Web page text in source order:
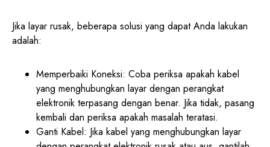
Jika layar rusak, beberapa solusi yang dapat Anda lakukan
adalah:
Memperbaiki Koneksi: Coba periksa apakah kabel
yang menghubungkan layar dengan perangkat
elektronik terpasang dengan benar. Jika tidak, pasang
kembali dan periksa apakah masalah teratasi.
Ganti Kabel: Jika kabel yang menghubungkan layar